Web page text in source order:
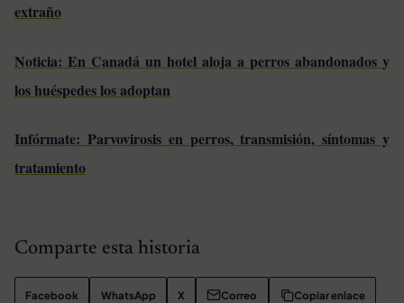
extraño
Noticia: En Canadá un hotel aloja a perros abandonados y
los huéspedes los adoptan
Infórmate: Parvovirosis en perros, transmisión, síntomas y
tratamiento
Comparte esta historia
Facebook WhatsApp X Correo Copiar enlace